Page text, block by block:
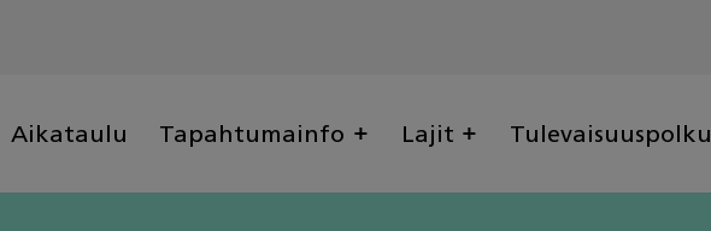
Aikataulu Tapahtumainfo Lajit Tulevaisuuspolku